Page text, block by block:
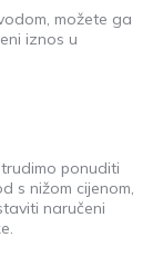
možete ga
iznos u
ponuditi
s nižom cijenom,
naručeni